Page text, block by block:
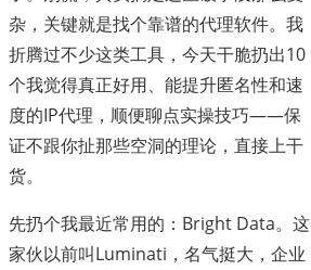
杂，关键就是找个靠谱的代理软件。我
折腾过不少这类工具，今天干脆扔出10
个我觉得真正好用、能提升匿名性和速
度的IP代理，顺便聊点实操技巧——保
证不跟你扯那些空洞的理论，直接上干
货。
先扔个我最近常用的：Bright Data。这
家伙以前叫Luminati，名气挺大，企业